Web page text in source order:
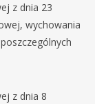
z dnia 23
wychowania
z dnia 8